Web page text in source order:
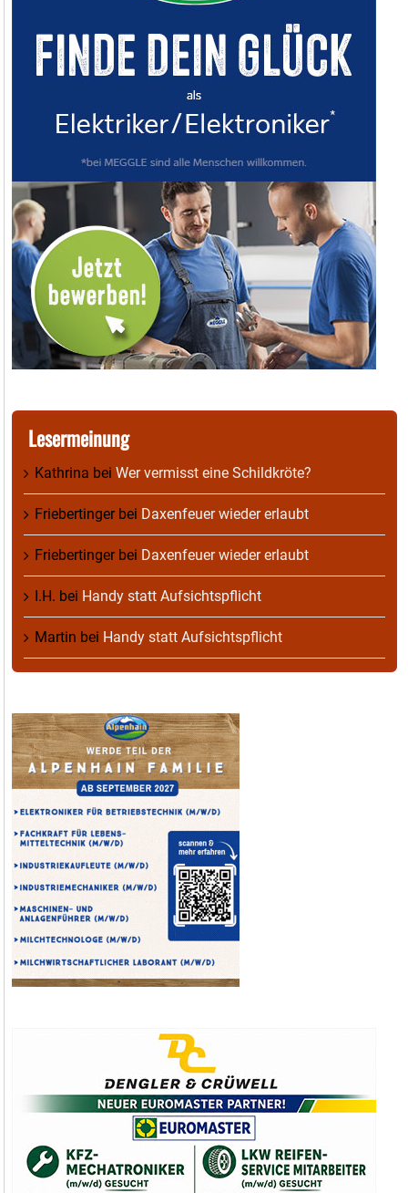
Lesermeinung
Kathrina bei Wer vermisst eine Schildkröte?
Friebertingerbei Daxenfeuer wieder erlaubt
Friebertingerbei Daxenfeuer wieder erlaubt
I.H. bei Handy statt Aufsichtspflicht
Martin bei Handy statt Aufsichtspflicht